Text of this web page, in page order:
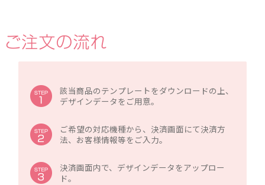
該当商品のテンプレートをダウンロードの上、
デザインデータをご用意。
ご希望の対応機種から、決済画面にて決済方
法、お客様情報等をご入力。
決済画面内で、デザインデータをアップロー
ド。